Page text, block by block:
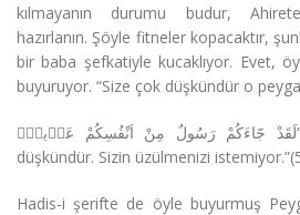
kılmayanın durumu budur,
hazırlanın. Şöyle fitneler kopacaktır,
bir baba şefkatiyle kucaklıyor. Evet,
buyuruyor. “Size çok düşkündür o
لَقَدْ جَٓاءَكُمْ رَسُولٌ مِنْ اَنْفُسِكُمْ عَز۪يزٌۘ“O peygamber size çok
düşkündür. Sizin üzülmenizi
Hadis-i şerifte de öyle buyurmuş